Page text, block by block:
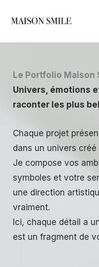
Le Portfolio Maison
Univers, émotions
raconter les plus
Chaque projet
dans un univers créé
Je compose vos
symboles et votre
une direction
vraiment.
Ici, chaque détail a
est un fragment de